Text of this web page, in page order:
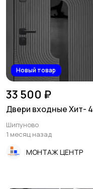
Новый товар
33 500 ₽
Двери входные Хит- 4
Шипуново
1 месяц назад
МОНТАЖ ЦЕНТР